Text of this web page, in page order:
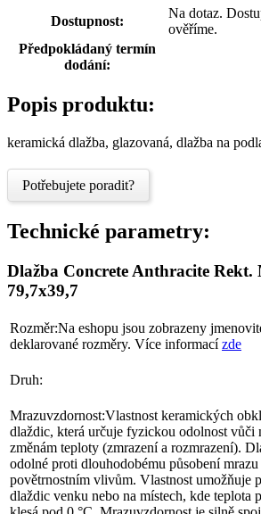
Dostupnost:
Na dotaz.
ověříme.
Předpokládaný termín
dodání:
Popis produktu:
keramická dlažba, glazovaná, dlažba na
Potřebujete poradit?
Technické parametry:
Dlažba Concrete Anthracite Rekt.
79,7x39,7
Rozměr:Na eshopu jsou zobrazeny
deklarované rozměry. Více informacízde
Druh:
Mrazuvzdornost:Vlastnost keramických
dlaždic, která určuje fyzickou odolnost vůči
změnám teploty (zmrazení a rozmrazení).
odolné proti dlouhodobému působení mrazu
povětrnostním vlivům. Vlastnost umožňuje
dlaždic venku nebo na místech, kde teplota